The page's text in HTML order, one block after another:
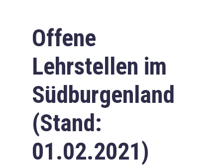
Offene
Lehrstellen im
Südburgenland
(Stand:
01.02.2021)